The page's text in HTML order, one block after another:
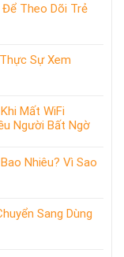
Để Theo Dõi Trẻ
Sự Xem
Mất WiFi
Người Bất Ngờ
Nhiêu? Vì Sao
Sang Dùng